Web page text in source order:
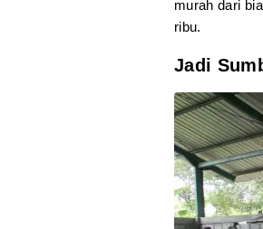
murah dari
ribu.
Jadi